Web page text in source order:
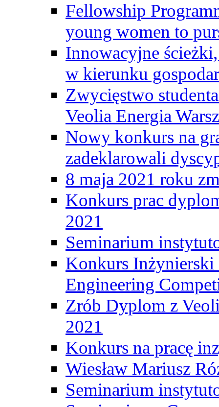
Fellowship
young women to
Innowacyjne
w kierunku
Zwycięstwo
Veolia Energia
Nowy konkurs na
zadeklarowali
8 maja 2021 roku
Konkurs prac
2021
Seminarium
Konkurs
Engineering
Zrób Dyplom z
2021
Konkurs na pracę
Wiesław Mariusz
Seminarium